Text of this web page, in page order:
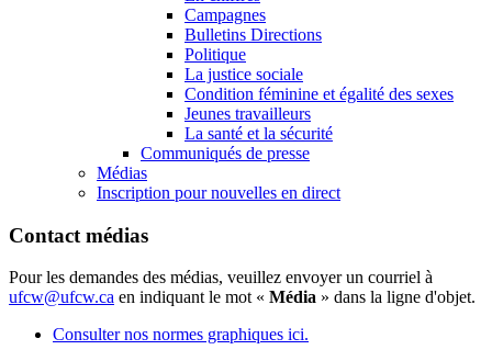
Campagnes
Bulletins Directions
Politique
La justice sociale
Condition féminine et égalité des sexes
Jeunes travailleurs
La santé et la sécurité
Communiqués de presse
Médias
Inscription pour nouvelles en direct
Contact médias
Pour les demandes des médias, veuillez envoyer un courriel à
ufcw@ufcw.ca en indiquant le mot « Média » dans la ligne d'objet.
Consulter nos normes graphiques ici.